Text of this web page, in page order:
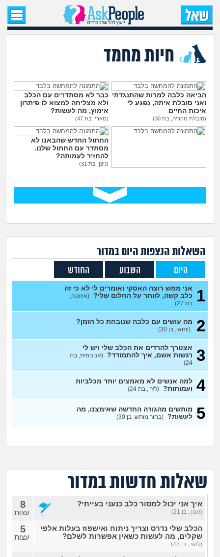
עמוד הבית
שאלות חדשות
שאלות שעוררו עניין
עצות חדשות
מה קורה כאן?
מתחם הטיפים
מדורים
זוגיות
הורות ומשפחה
מתבגרים
מהבקו"ם... ועד מתי?!
לימודים וסטודנטים
עבודה וקריירה
חברים ואנשים
מה שעובר עליי
שומרים על הגוף
חיפוש שאלות
הרשמה
חיות מחמד
הביאה כלבה למרות שהתנגדתי
ואני סובלת איתה, נפגע לי
איכות החיים
(סובלת מהריח, בת 30)
כבר לא מסתדרים עם הכלב
ולא מצליחה למצוא לו פיתרון
אימוץ, מה לעשות?
(מארי, בת 47)
(לירן, בן 28)
החתול החדש שהבאנו לא
מסתדר עם החתול שלנו.
להחזיר לעמותה?
(ניצן, בת 31)
השאלות הנצפות היוםבמדור
היום השבוע החודש
1
אני ממש רוצה האסקי ואומרים לי לא כי זה
כלב קשה, לוותר על החלום שלי? (איווטה,
בת 27)
2 מה עושים עם כלבה שנובחת כל הזמן?
(יוחאי, בן 30)
3 אצטרך להרדים את הכלב שלי ויש לי
רגשות אשם, איך להתמודד? (אנונימית, בת
24)
4 למה אנשים לא מאמצים יותר מכלביות
ועמותות? (לירי, בת 24)
5
מותשים מהגורה החדשה שאימצנו, מה
לעשות? (בחור מותש, בן 30)
שאלות חדשות במדור
איך אני יכול למסור כלב כנעני בעייתי?
(אנון , בן 21)
8
עצות
הכלב שלי נדרס וצריך ניתוח ואישפוז בעלות אלפי
שקלים, מה לעשות כשאין אפשרות לשלם?
(לואי , בן 48)
5
עצות